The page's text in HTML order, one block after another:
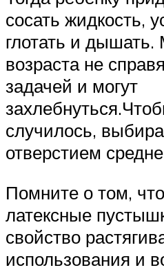
сосать жидкость,
глотать и
возраста не
задачей и могут
случилось,
отверстием
Помните о том,
латексные
свойство
использования и